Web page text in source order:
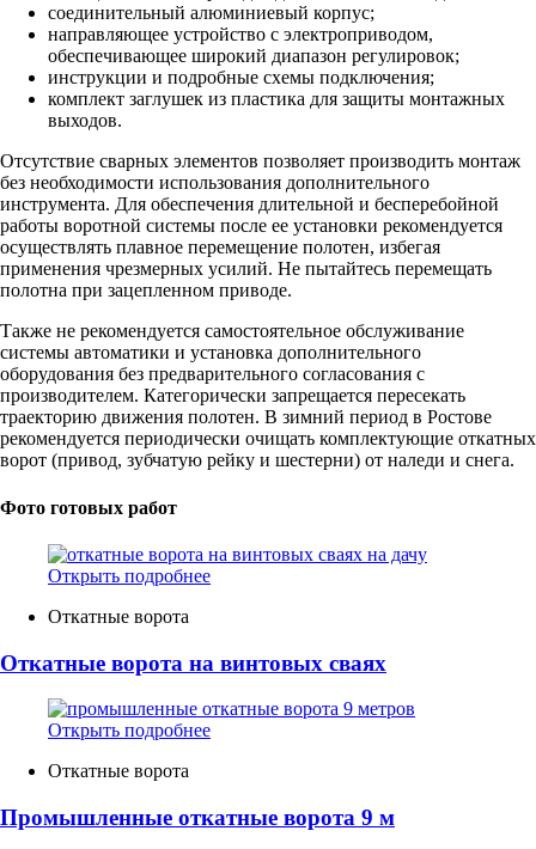
соединительный алюминиевый корпус;
направляющее устройство с электроприводом,
обеспечивающее широкий диапазон регулировок;
инструкции и подробные схемы подключения;
комплект заглушек из пластика для защиты монтажных
выходов.
Отсутствие сварных элементов позволяет производить монтаж
без необходимости использования дополнительного
инструмента. Для обеспечения длительной и бесперебойной
работы воротной системы после ее установки рекомендуется
осуществлять плавное перемещение полотен, избегая
применения чрезмерных усилий. Не пытайтесь перемещать
полотна при зацепленном приводе.
Также не рекомендуется самостоятельное обслуживание
системы автоматики и установка дополнительного
оборудования без предварительного согласования с
производителем. Категорически запрещается пересекать
траекторию движения полотен. В зимний период в Ростове
рекомендуется периодически очищать комплектующие откатных
ворот (привод, зубчатую рейку и шестерни) от наледи и снега.
Фото готовых работ
Открыть подробнее
Откатные ворота
Откатные ворота на винтовых сваях
Открыть подробнее
Откатные ворота
Промышленные откатные ворота 9 м